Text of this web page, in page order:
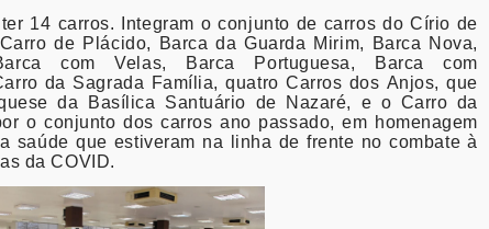
14 carros. Integram o conjunto de carros do Círio de
Carro de Plácido, Barca da Guarda Mirim, Barca Nova,
com Velas, Barca Portuguesa, Barca com
da Sagrada Família, quatro Carros dos Anjos, que
da Basílica Santuário de Nazaré, e o Carro da
o conjunto doscarros ano passado, em homenagem
saúde que estiveram na linha de frente no combate à
da COVID.